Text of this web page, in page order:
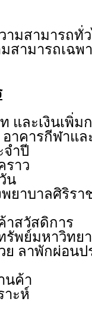
ามสามารถทั่
สามารถเฉพ
และเงินเพิ่
อาคารกีฬา
ำปี
ราว
น
ยาบาลศิริรา
าสวัสดิการ
พย์มหาวิทย
ย ลาพักผ่อน
นค้า
าะห์